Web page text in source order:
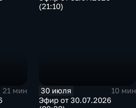
(21:10)
21 мин
30 июля
10 мин
Эфир от 30.07.2026